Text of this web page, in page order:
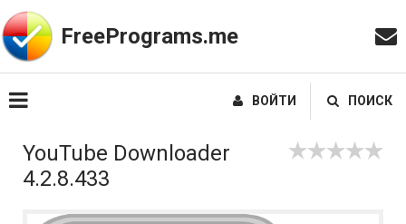
FreePrograms.me
ВОЙТИ ПОИСК
YouTube Downloader
4.2.8.433